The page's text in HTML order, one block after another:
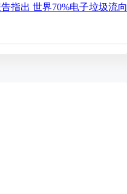
指出 世界70%电子垃圾流向